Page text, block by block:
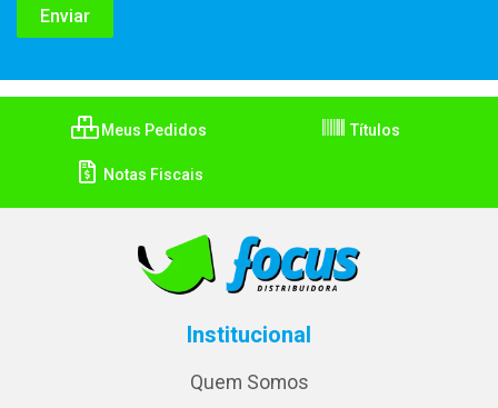
Meus Pedidos Títulos
Notas Fiscais
Institucional
Quem Somos